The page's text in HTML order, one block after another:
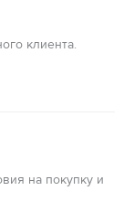
клиента.
на покупку и